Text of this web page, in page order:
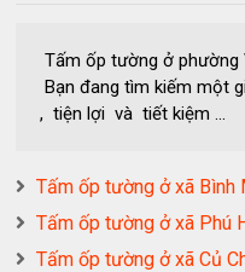
Tấm ốp tường ở phường
Bạn đang tìm kiếm một
, tiện lợi và tiết kiệm ...
Tấm ốp tường ở xã Bình
Tấm ốp tường ở xã Phú
Tấm ốp tường ở xã Củ